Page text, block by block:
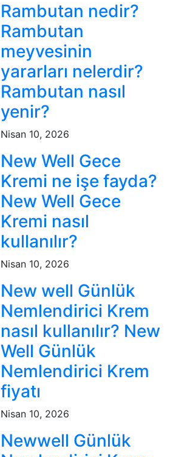
Rambutan nedir?
Rambutan
meyvesinin
yararları nelerdir?
Rambutan nasıl
yenir?
Nisan 10, 2026
New Well Gece
Kremi ne işe fayda?
New Well Gece
Kremi nasıl
kullanılır?
Nisan 10, 2026
New well Günlük
Nemlendirici Krem
nasıl kullanılır? New
Well Günlük
Nemlendirici Krem
fiyatı
Nisan 10, 2026
Newwell Günlük